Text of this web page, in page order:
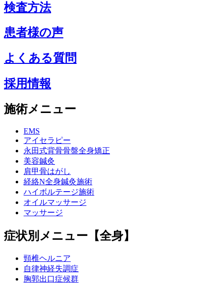
検査方法
患者様の声
よくある質問
採用情報
施術メニュー
EMS
アイセラピー
永田式背骨骨盤全身矯正
美容鍼灸
肩甲骨はがし
経絡N全身鍼灸施術
ハイボルテージ施術
オイルマッサージ
マッサージ
症状別メニュー【全身】
頸椎ヘルニア
自律神経失調症
胸郭出口症候群